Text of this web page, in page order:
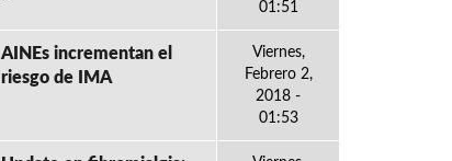
01:51
AINEs incrementan el
riesgo de IMA
Viernes,
Febrero 2,
2018 -
01:53